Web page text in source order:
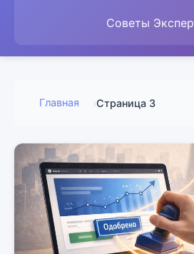
Советы
Главная ›Страница 3